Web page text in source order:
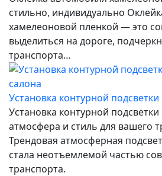
стильно, индивидуально
хамелеоновой пленкой — это
выделиться на дороге,
транспорта…
Установка контурной подсветки
Установка контурной
атмосфера и стиль для вашего
Трендовая атмосферная
стала неотъемлемой частью
транспорта.